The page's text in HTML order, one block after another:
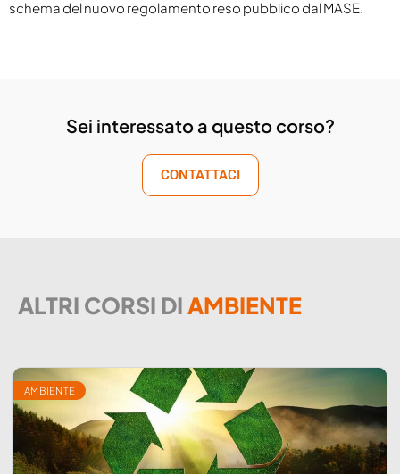
schema del nuovo regolamento reso pubblico dal MASE.
Sei interessato a questo corso?
CONTATTACI
ALTRI CORSI DIAMBIENTE
AMBIENTE